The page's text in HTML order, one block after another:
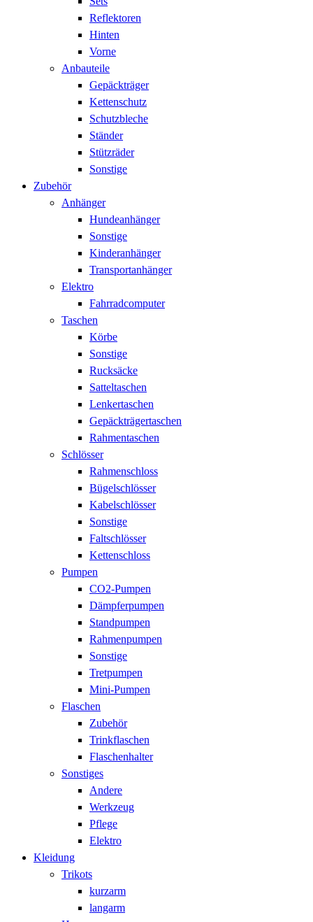
Reflektoren
Hinten
Vorne
Anbauteile
Gepäckträger
Kettenschutz
Schutzbleche
Ständer
Stützräder
Sonstige
Zubehör
Anhänger
Hundeanhänger
Sonstige
Kinderanhänger
Transportanhänger
Elektro
Fahrradcomputer
Taschen
Körbe
Sonstige
Rucksäcke
Satteltaschen
Lenkertaschen
Gepäckträgertaschen
Rahmentaschen
Schlösser
Rahmenschloss
Bügelschlösser
Kabelschlösser
Sonstige
Faltschlösser
Kettenschloss
Pumpen
CO2-Pumpen
Dämpferpumpen
Standpumpen
Rahmenpumpen
Sonstige
Tretpumpen
Mini-Pumpen
Flaschen
Zubehör
Trinkflaschen
Flaschenhalter
Sonstiges
Andere
Werkzeug
Pflege
Elektro
Kleidung
Trikots
kurzarm
langarm